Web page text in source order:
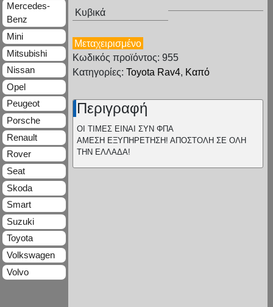
Κυβικά
Μεταχειρισμένο
Κωδικός προϊόντος: 955
Κατηγορίες: Toyota Rav4, Καπό
Περιγραφή
ΟΙ ΤΙΜΕΣ ΕΙΝΑΙ ΣΥΝ ΦΠΑ
ΑΜΕΣΗ ΕΞΥΠΗΡΕΤΗΣΗ! ΑΠΟΣΤΟΛΗ ΣΕ ΟΛΗ
ΤΗΝ ΕΛΛΑΔΑ!
Mercedes-
Benz
Mini
Mitsubishi
Nissan
Opel
Peugeot
Porsche
Renault
Rover
Seat
Skoda
Smart
Suzuki
Toyota
Volkswagen
Volvo